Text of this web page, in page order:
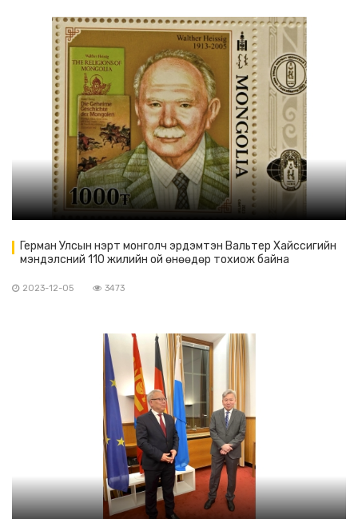
Герман Улсын нэрт монголч эрдэмтэн Вальтер Хайссигийн
мэндэлсний 110 жилийн ой өнөөдөр тохиож байна
2023-12-05 3473